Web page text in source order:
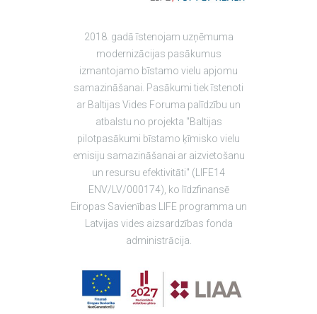
2018. gadā īstenojam uzņēmuma
modernizācijas pasākumus
izmantojamo bīstamo vielu apjomu
samazināšanai. Pasākumi tiek īstenoti
ar Baltijas Vides Foruma palīdzību un
atbalstu no projekta "Baltijas
pilotpasākumi bīstamo ķīmisko vielu
emisiju samazināšanai ar aizvietošanu
un resursu efektivitāti" (LIFE14
ENV/LV/000174), ko līdzfinansē
Eiropas Savienības LIFE programma un
Latvijas vides aizsardzības fonda
administrācija.